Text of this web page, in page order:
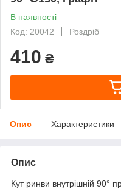
В наявності
Код: 20042
Роздріб
410 ₴
Опис Характеристики
Опис
Кут ринви внутрішній 90°